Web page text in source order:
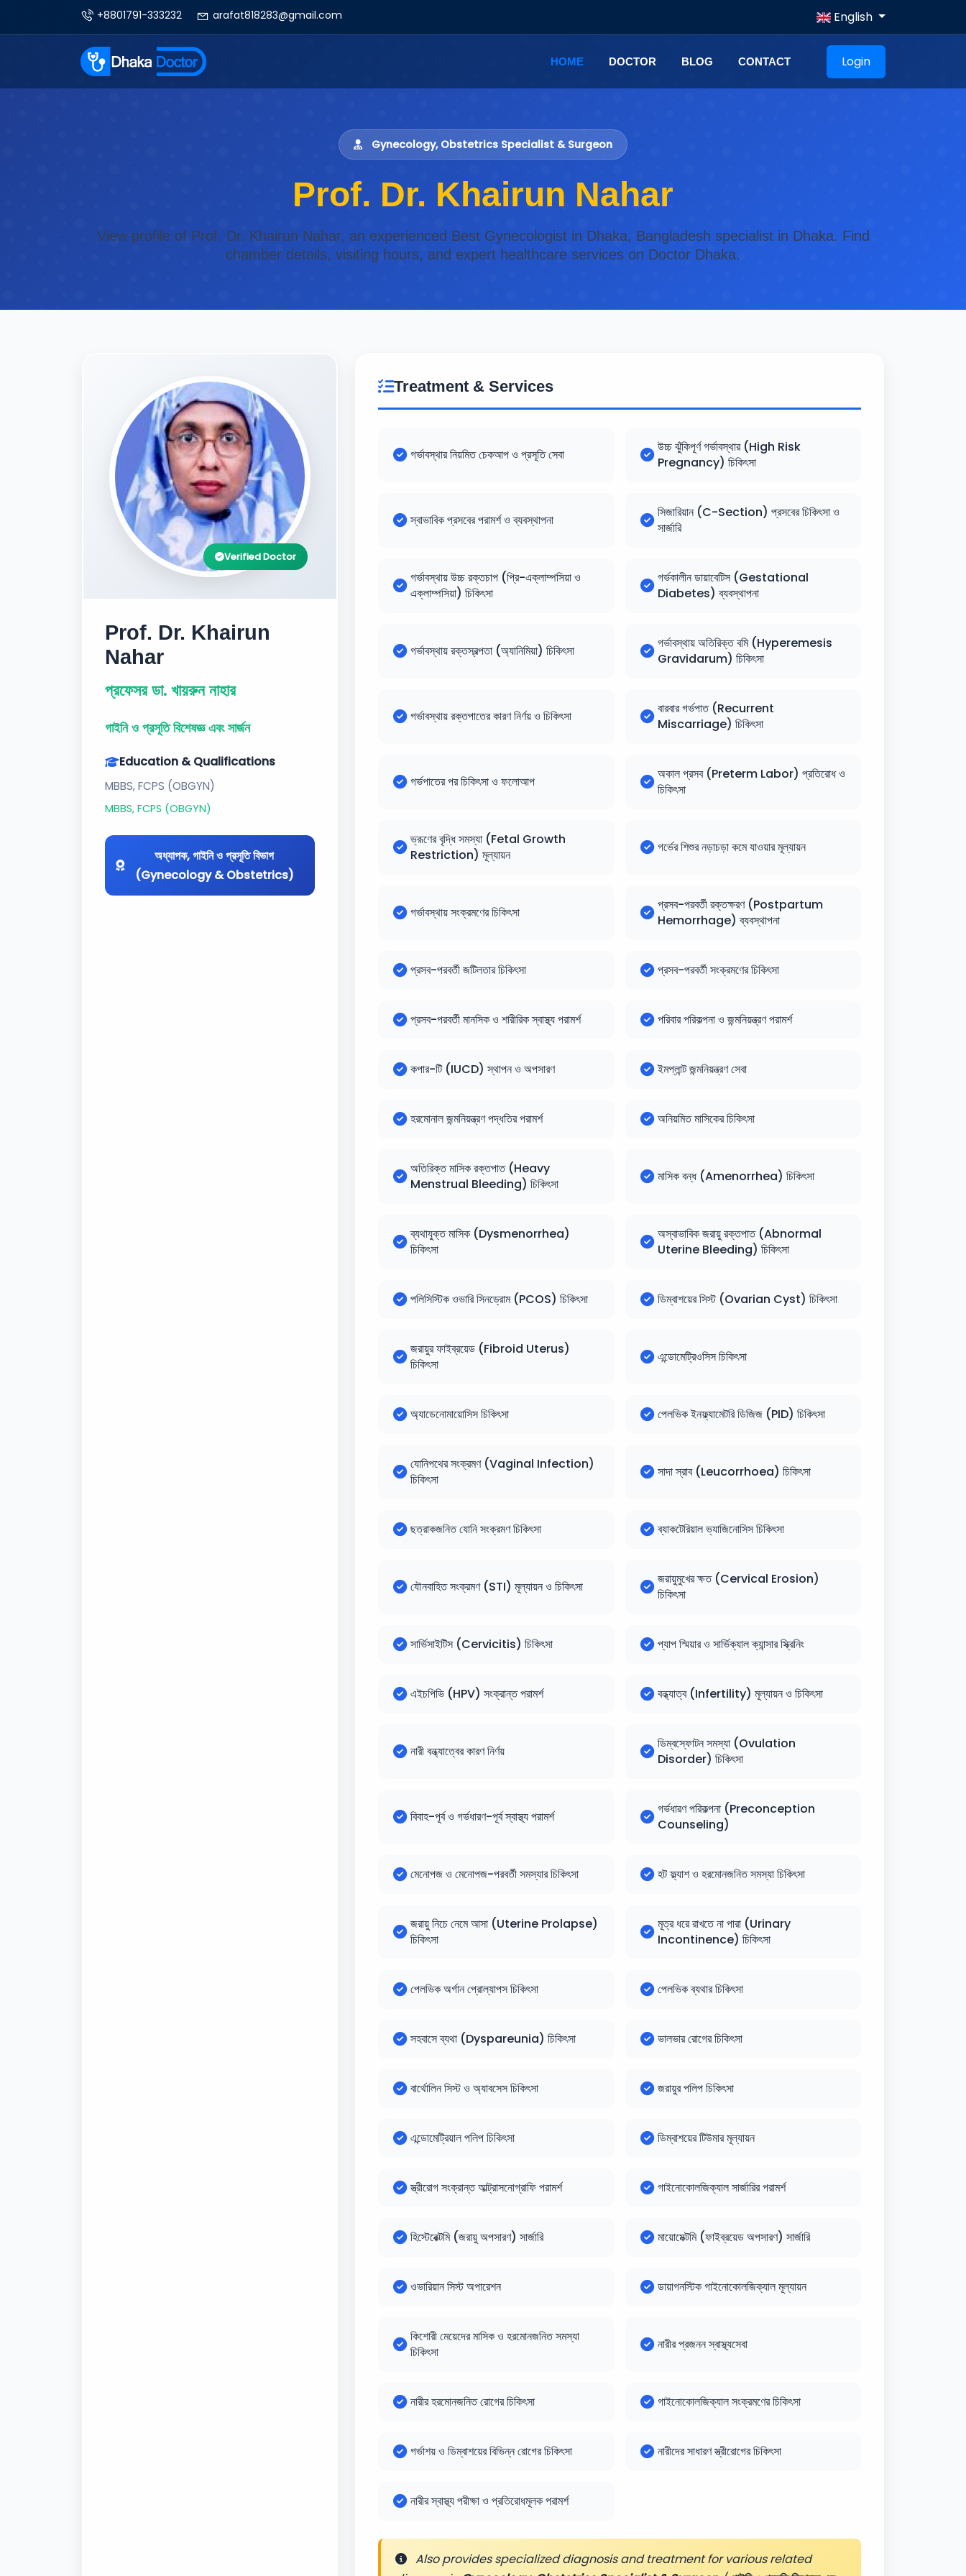
+8801791-333232 arafat818283@gmail.com English
HOME DOCTOR BLOG CONTACT Login
Gynecology, Obstetrics Specialist & Surgeon
Prof. Dr. Khairun Nahar
View profile of Prof. Dr. Khairun Nahar, an experienced Best Gynecologist in Dhaka, Bangladesh specialist in Dhaka. Find
chamber details, visiting hours, and expert healthcare services on Doctor Dhaka.
Verified Doctor
Prof. Dr. Khairun
Nahar
প্রফেসর ডা. খায়রুন নাহার
গাইনি ও প্রসূতি বিশেষজ্ঞ এবং সার্জন
Education & Qualifications
MBBS, FCPS (OBGYN)
MBBS, FCPS (OBGYN)
অধ্যাপক, গাইনি ও প্রসূতি বিভাগ
(Gynecology & Obstetrics)
Treatment & Services
গর্ভাবস্থার নিয়মিত চেকআপ ও প্রসূতি সেবা
উচ্চ ঝুঁকিপূর্ণ গর্ভাবস্থার (High Risk
Pregnancy) চিকিৎসা
স্বাভাবিক প্রসবের পরামর্শ ও ব্যবস্থাপনা
সিজারিয়ান (C-Section) প্রসবের চিকিৎসা ও
সার্জারি
গর্ভাবস্থায় উচ্চ রক্তচাপ (প্রি-এক্লাম্পসিয়া ও
এক্লাম্পসিয়া) চিকিৎসা
গর্ভকালীন ডায়াবেটিস (Gestational
Diabetes) ব্যবস্থাপনা
গর্ভাবস্থায় রক্তস্বল্পতা (অ্যানিমিয়া) চিকিৎসা
গর্ভাবস্থায় অতিরিক্ত বমি (Hyperemesis
Gravidarum) চিকিৎসা
গর্ভাবস্থায় রক্তপাতের কারণ নির্ণয় ও চিকিৎসা
বারবার গর্ভপাত (Recurrent
Miscarriage) চিকিৎসা
গর্ভপাতের পর চিকিৎসা ও ফলোআপ
অকাল প্রসব (Preterm Labor) প্রতিরোধ ও
চিকিৎসা
ভ্রূণের বৃদ্ধি সমস্যা (Fetal Growth
Restriction) মূল্যায়ন
গর্ভের শিশুর নড়াচড়া কমে যাওয়ার মূল্যায়ন
গর্ভাবস্থায় সংক্রমণের চিকিৎসা
প্রসব-পরবর্তী রক্তক্ষরণ (Postpartum
Hemorrhage) ব্যবস্থাপনা
প্রসব-পরবর্তী জটিলতার চিকিৎসা প্রসব-পরবর্তী সংক্রমণের চিকিৎসা
প্রসব-পরবর্তী মানসিক ও শারীরিক স্বাস্থ্য পরামর্শ পরিবার পরিকল্পনা ও জন্মনিয়ন্ত্রণ পরামর্শ
কপার-টি (IUCD) স্থাপন ও অপসারণ ইমপ্লান্ট জন্মনিয়ন্ত্রণ সেবা
হরমোনাল জন্মনিয়ন্ত্রণ পদ্ধতির পরামর্শ অনিয়মিত মাসিকের চিকিৎসা
অতিরিক্ত মাসিক রক্তপাত (Heavy
Menstrual Bleeding) চিকিৎসা
মাসিক বন্ধ (Amenorrhea) চিকিৎসা
ব্যথাযুক্ত মাসিক (Dysmenorrhea)
চিকিৎসা
অস্বাভাবিক জরায়ু রক্তপাত (Abnormal
Uterine Bleeding) চিকিৎসা
পলিসিস্টিক ওভারি সিনড্রোম (PCOS) চিকিৎসা ডিম্বাশয়ের সিস্ট (Ovarian Cyst) চিকিৎসা
জরায়ুর ফাইব্রয়েড (Fibroid Uterus)
চিকিৎসা
এন্ডোমেট্রিওসিস চিকিৎসা
অ্যাডেনোমায়োসিস চিকিৎসা পেলভিক ইনফ্ল্যামেটরি ডিজিজ (PID) চিকিৎসা
যোনিপথের সংক্রমণ (Vaginal Infection)
চিকিৎসা
সাদা স্রাব (Leucorrhoea) চিকিৎসা
ছত্রাকজনিত যোনি সংক্রমণ চিকিৎসা ব্যাকটেরিয়াল ভ্যাজিনোসিস চিকিৎসা
যৌনবাহিত সংক্রমণ (STI) মূল্যায়ন ও চিকিৎসা
জরায়ুমুখের ক্ষত (Cervical Erosion)
চিকিৎসা
সার্ভিসাইটিস (Cervicitis) চিকিৎসা প্যাপ স্মিয়ার ও সার্ভিক্যাল ক্যান্সার স্ক্রিনিং
এইচপিভি (HPV) সংক্রান্ত পরামর্শ বন্ধ্যাত্ব (Infertility) মূল্যায়ন ও চিকিৎসা
নারী বন্ধ্যাত্বের কারণ নির্ণয়
ডিম্বস্ফোটন সমস্যা (Ovulation
Disorder) চিকিৎসা
বিবাহ-পূর্ব ও গর্ভধারণ-পূর্ব স্বাস্থ্য পরামর্শ
গর্ভধারণ পরিকল্পনা (Preconception
Counseling)
মেনোপজ ও মেনোপজ-পরবর্তী সমস্যার চিকিৎসা হট ফ্ল্যাশ ও হরমোনজনিত সমস্যা চিকিৎসা
জরায়ু নিচে নেমে আসা (Uterine Prolapse)
চিকিৎসা
মূত্র ধরে রাখতে না পারা (Urinary
Incontinence) চিকিৎসা
পেলভিক অর্গান প্রোল্যাপস চিকিৎসা পেলভিক ব্যথার চিকিৎসা
সহবাসে ব্যথা (Dyspareunia) চিকিৎসা ভালভার রোগের চিকিৎসা
বার্থোলিন সিস্ট ও অ্যাবসেস চিকিৎসা জরায়ুর পলিপ চিকিৎসা
এন্ডোমেট্রিয়াল পলিপ চিকিৎসা ডিম্বাশয়ের টিউমার মূল্যায়ন
স্ত্রীরোগ সংক্রান্ত আল্ট্রাসনোগ্রাফি পরামর্শ গাইনোকোলজিক্যাল সার্জারির পরামর্শ
হিস্টেরেক্টমি (জরায়ু অপসারণ) সার্জারি মায়োমেক্টমি (ফাইব্রয়েড অপসারণ) সার্জারি
ওভারিয়ান সিস্ট অপারেশন ডায়াগনস্টিক গাইনোকোলজিক্যাল মূল্যায়ন
কিশোরী মেয়েদের মাসিক ও হরমোনজনিত সমস্যা
চিকিৎসা
নারীর প্রজনন স্বাস্থ্যসেবা
নারীর হরমোনজনিত রোগের চিকিৎসা গাইনোকোলজিক্যাল সংক্রমণের চিকিৎসা
গর্ভাশয় ও ডিম্বাশয়ের বিভিন্ন রোগের চিকিৎসা নারীদের সাধারণ স্ত্রীরোগের চিকিৎসা
নারীর স্বাস্থ্য পরীক্ষা ও প্রতিরোধমূলক পরামর্শ
Also provides specialized diagnosis and treatment for various related